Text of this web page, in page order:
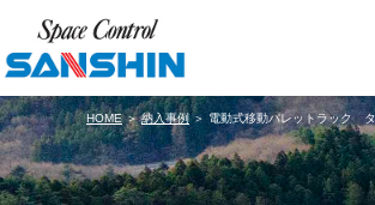
HOME＞納入事例＞ 電動式移動パレットラック